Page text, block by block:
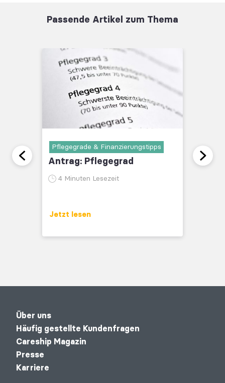
Passende Artikel zum Thema
Pflegegrade & Finanzierungstipps
Antrag: Pflegegrad
4 Minuten Lesezeit
Jetzt lesen
Über uns
Häufig gestellte Kundenfragen
Careship Magazin
Presse
Karriere